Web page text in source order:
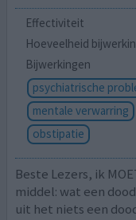
Effectiviteit
Hoeveelheid
Bijwerkingen
psychiatrische
mentale verwarring
obstipatie
Beste Lezers, ik
middel: wat een
uit het niets een